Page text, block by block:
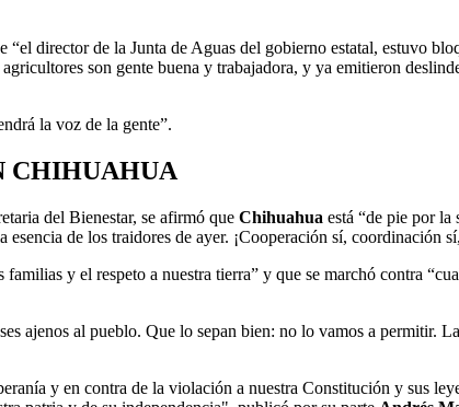
“el director de la Junta de Aguas del gobierno estatal, estuvo
son gente buena y trabajadora, y ya emitieron
la voz de la gente”.
CHIHUAHUA
del Bienestar, se afirmó que Chihuahua está “de pie por la
de los traidores de ayer. ¡Cooperación sí, coordinación
y el respeto a nuestra tierra” y que se marchó contra
ajenos al pueblo. Que lo sepan bien: no lo vamos a permitir.
y en contra de la violación a nuestra Constitución y sus